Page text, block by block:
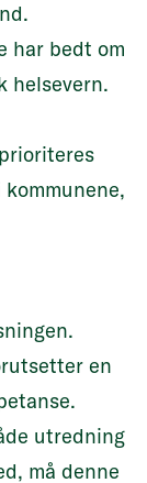
har bedt om
helsevern.
en
utredning
må denne